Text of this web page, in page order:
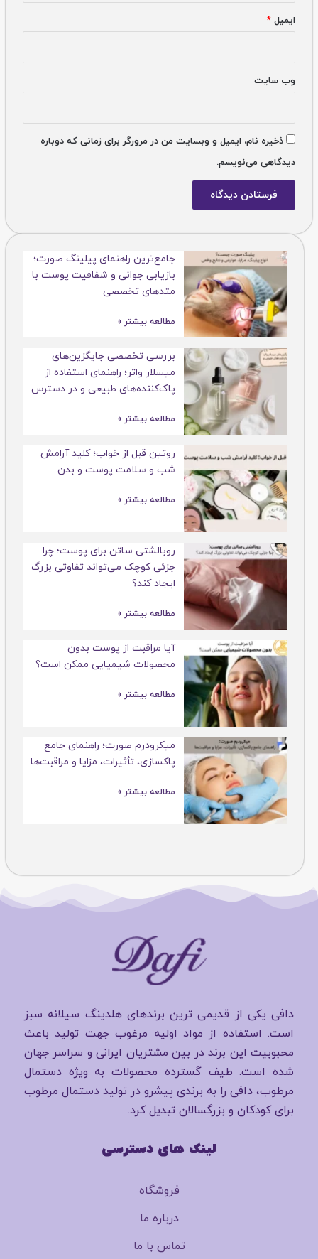
ایمیل *
وب‌ سایت
ذخیره نام، ایمیل و وبسایت من در مرورگر برای زمانی که دوباره
دیدگاهی می‌نویسم.
جامع‌ترین راهنمای پیلینگ صورت؛
بازیابی جوانی و شفافیت پوست با
متدهای تخصصی
مطالعه بیشتر »
بررسی تخصصی جایگزین‌های
میسلار واتر؛ راهنمای استفاده از
پاک‌کننده‌های طبیعی و در دسترس
مطالعه بیشتر »
روتین قبل از خواب؛ کلید آرامش
شب و سلامت پوست و بدن
مطالعه بیشتر »
روبالشتی ساتن برای پوست؛ چرا
جزئی کوچک می‌تواند تفاوتی بزرگ
ایجاد کند؟
مطالعه بیشتر »
آیا مراقبت از پوست بدون
محصولات شیمیایی ممکن است؟
مطالعه بیشتر »
میکرودرم صورت؛ راهنمای جامع
پاکسازی، تأثیرات، مزایا و مراقبت‌ها
مطالعه بیشتر »
دافی یکی از قدیمی ترین برندهای هلدینگ سیلانه سبز
است. استفاده از مواد اولیه مرغوب جهت تولید باعث
محبوبیت این برند در بین مشتریان ایرانی و سراسر جهان
شده است. طیف گسترده محصولات به ویژه دستمال
مرطوب، دافی را به برندی پیشرو در تولید دستمال مرطوب
برای کودکان و بزرگسالان تبدیل کرد.
لینک های دسترسی
فروشگاه
درباره ما
تماس با ما